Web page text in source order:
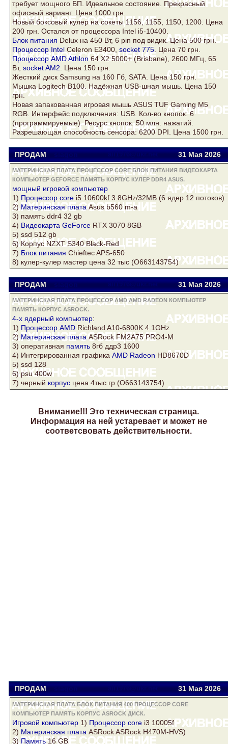
требует мощного БП. Идеальное состояние. Прекрасный
офисный вариант. Цена 1000 грн.
Новый боксовыйкулерна сокеты 1156, 1155, 1150, 1200. Цена
200 грн. Остался от процессора Intel i5-10400.
Блок питания Delux на 450 Вт, 6 pin под видик. Цена 500 грн.
Процессор Intel Celeron E3400, socket 775 . Цена 70 грн.
Процессор AMD Athlon64 Х2 5000+ (Brisbane), 2600 МГц, 65
Вт, socket AM2 . Цена 150 грн.
Жесткий диск Samsung на 160 Гб, SATA . Цена 150 грн.
Мышка Logitech B100. Надёжная USB-шная мышь. Цена 150
грн.
Новая запакованная игровая мышь ASUS TUF Gaming M5
RGB. Интерфейс подключения: USB. Кол-во кнопок: 6
(программируемые). Ресурс кнопок: 50 млн. нажатий.
Разрешающая способность сенсора: 6200 DPI. Цена 1500 грн.
ПРОДАМ slagon all1976@ukr.net 31 Мая 2026
МАТЕРИНСКАЯ ПЛАТА ПРОЦЕССОР CORE БЛОК ПИТАНИЯ ВИДЕОКАРТА
КОМПЬЮТЕР GEFORCE ПАМЯТЬ КОРПУС КУЛЕР DDR4 ASUS.
мощный игровой компьютер
1) Процессор core i5 10600kf 3.8GHz/32MB (6 ядер 12 потоков)
2)Материнская плата Asusb560 m-a
3) память ddr4 32 gb
4) Видеокарта GeForce RTX 3070 8GB
5) ssd 512 gb
6)КорпусNZXT S340 Black-Red
7) Блок питания Chieftec APS-650
8) кулер-кулер мастер цена 32 тыс (О663143754)
ПРОДАМ slagon all1976@ukr.net 31 Мая 2026
МАТЕРИНСКАЯ ПЛАТА ПРОЦЕССОР AMD AMD RADEON КОМПЬЮТЕР
ПАМЯТЬ КОРПУС ASROCK.
4-х ядерный компьютер:
1) Процессор AMD Richland A10-6800K 4.1GHz
2)Материнская плата ASRock FM2A75 PRO4-M
3) оперативная память 8гб ддр3 1600
4) Интегрированная графика AMD Radeon HD8670D
5) ssd 128
6) psu 400w
7) черный корпус цена 4тыс гр (О663143754)
Внимание!!! Это техническая страница.
Информация на ней устаревает и может не
соответсвовать действительности.
ПРОДАМ slagon all1976@ukr.net 31 Мая 2026
МАТЕРИНСКАЯ ПЛАТА БЛОК ПИТАНИЯ 400 ПРОЦЕССОР CORE
КОМПЬЮТЕР ПАМЯТЬ КОРПУС ASROCK ДИСК.
Игровой компьютер 1) Процессор core i3 10005f
2) Материнская плата ASRockASRock H470M-HVS)
3)Память16 GB